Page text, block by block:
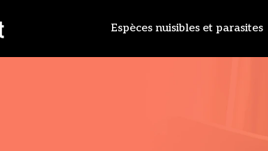
Espèces nuisibles et parasites